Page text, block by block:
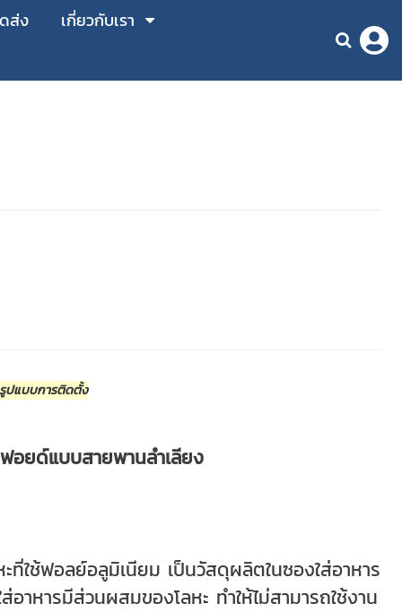
ส่ง เกี่ยวกับเรา
ปแบบการติดตั้ง
อยด์แบบสายพานลำเลียง
ที่ใช้ฟอลย์อลูมิเนียม เป็นวัสดุผลิตในซองใส่อาหาร
าหารมีส่วนผสมของโลหะ ทำให้ไม่สามารถใช้งาน